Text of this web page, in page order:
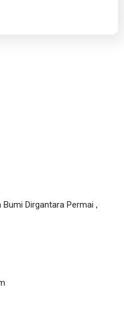
Dirgantara Permai ,